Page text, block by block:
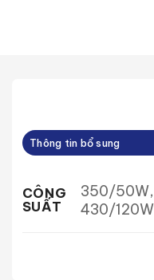
Thông tin bổ sung
CÔNG
SUẤT
350/
430/